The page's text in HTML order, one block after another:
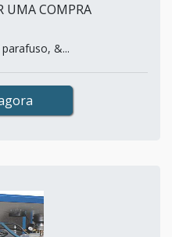
UMA COMPRA
&...